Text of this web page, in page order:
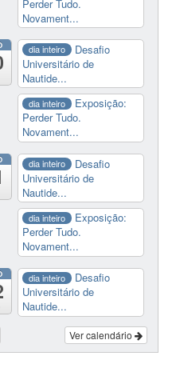
Perder Tudo.
Novament...
dia inteiro
Desafio
Universitário de
Nautide...
dia inteiro
Exposição:
Perder Tudo.
Novament...
dia inteiro
Desafio
Universitário de
Nautide...
dia inteiro
Exposição:
Perder Tudo.
Novament...
dia inteiro
Desafio
Universitário de
Nautide...
Ver calendário